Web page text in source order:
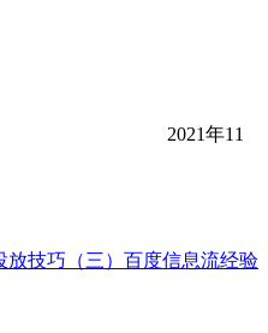
2021年11